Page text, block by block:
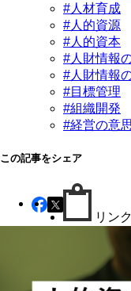
#人材育成
#人的資源
#人的資本
#人財情報
#人財情報
#目標管理
#組織開発
#経営の意
この記事をシェア
リン